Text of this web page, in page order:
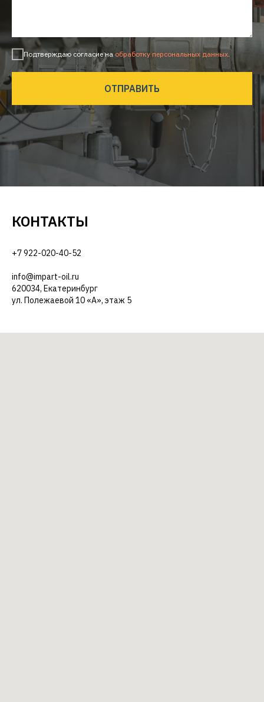
Подтверждаю согласие на обработку персональных данных.
ОТПРАВИТЬ
КОНТАКТЫ
+7 922-020-40-52
info@impart-oil.ru
620034, Екатеринбург
ул. Полежаевой 10 «А», этаж 5